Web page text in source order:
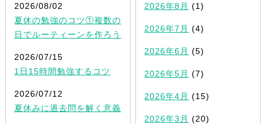
2026/08/02
夏休の勉強のコツ①複数の
日でルーティーンを作ろう
2026/07/15
1日15時間勉強するコツ
2026/07/12
夏休みに過去問を解く意義
2026年8月 (1)
2026年7月 (4)
2026年6月 (5)
2026年5月 (7)
2026年4月 (15)
2026年3月 (20)